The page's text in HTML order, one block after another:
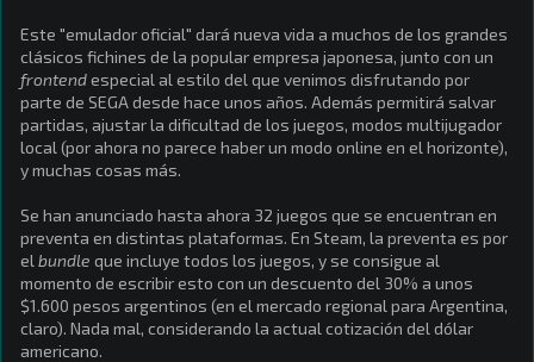
Este "emulador oficial" dará nueva vida a muchos de los grandes
clásicos fichines de la popular empresa japonesa, junto con un
frontendespecial al estilo del que venimos disfrutando por
parte de SEGA desde hace unos años. Además permitirá salvar
partidas, ajustar la dificultad de los juegos, modos multijugador
local (por ahora no parece haber un modo online en el horizonte),
y muchas cosas más.
Se han anunciado hasta ahora 32 juegos que se encuentran en
preventa en distintas plataformas. En Steam, la preventa es por
el bundle que incluye todos los juegos, y se consigue al
momento de escribir esto con un descuento del 30% a unos
$1.600 pesos argentinos (en el mercado regional para Argentina,
claro). Nada mal, considerando la actual cotización del dólar
americano.